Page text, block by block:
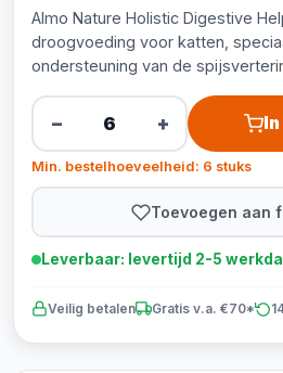
Almo Nature Holistic Digestive
droogvoeding voor katten,
ondersteuning van de
− + In
Min. bestelhoeveelheid: 6 stuks
Toevoegen aan
Leverbaar: levertijd 2-5
Veilig betalen Gratis v.a. €70*